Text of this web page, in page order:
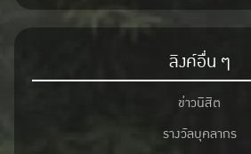
ลิงค์อื่น ๆ
ข่าวนิสิต
รางวัลบุคลากร